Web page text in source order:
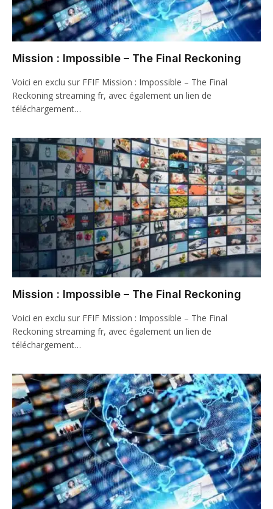
Mission : Impossible – The Final Reckoning
Voici en exclu sur FFIF Mission : Impossible – The Final
Reckoning streaming fr, avec également un lien de
téléchargement…
Mission : Impossible – The Final Reckoning
Voici en exclu sur FFIF Mission : Impossible – The Final
Reckoning streaming fr, avec également un lien de
téléchargement…